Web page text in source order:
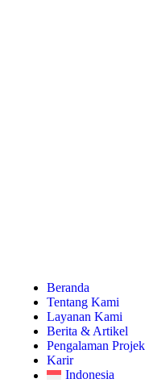
Beranda
Tentang Kami
Layanan Kami
Berita & Artikel
Pengalaman Projek
Karir
Indonesia